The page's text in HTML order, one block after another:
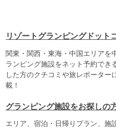
リゾートグランピングドット
関東・関西・東海・中国エリアを
ランピング施設をネット予約でき
した方のクチコミや旅レポーター
載！
グランピング施設をお探しの
エリア、宿泊・日帰りプラン、施